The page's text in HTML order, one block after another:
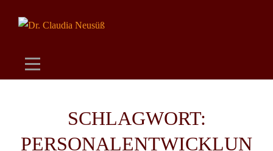
SCHLAGWORT:
PERSONALENTWICKLUN